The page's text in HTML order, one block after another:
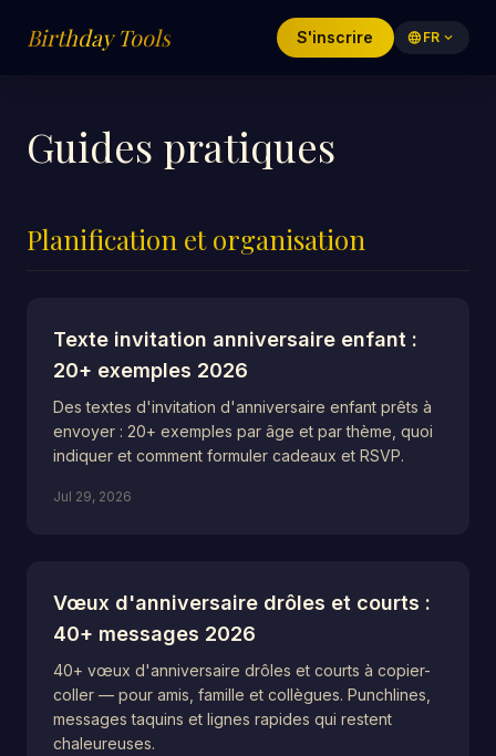
Birthday Tools S'inscrire language FR expand_more
Guides pratiques
Planification et organisation
Texte invitation anniversaire enfant :
20+ exemples 2026
Des textes d'invitation d'anniversaire enfant prêts à
envoyer : 20+ exemples par âge et par thème, quoi
indiquer et comment formuler cadeaux et RSVP.
Jul 29, 2026
Vœux d'anniversaire drôles et courts :
40+ messages 2026
40+ vœux d'anniversaire drôles et courts à copier-
coller — pour amis, famille et collègues. Punchlines,
messages taquins et lignes rapides qui restent
chaleureuses.